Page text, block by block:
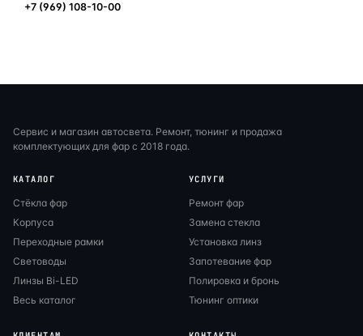
+7 (969) 108-10-00
Сервис и магазин автосвета. Ремонт, тюнинг и продажа
комплектующих для фар с 2018 года.
КАТАЛОГ
Стёкла фар
Корпуса
Переходные рамки
Световоды
Линзы Bi-LED
Весь каталог
УСЛУГИ
Ремонт фар
Замена стекла
Установка линз
Запотевание фар
Полировка и бронь
Тюнинг оптики